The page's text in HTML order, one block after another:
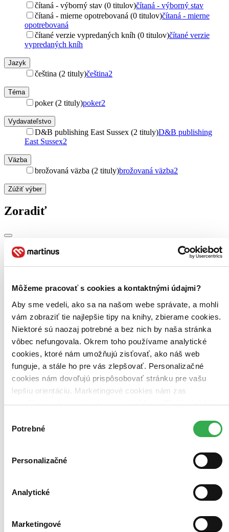
Môžeme pracovať s cookies a kontaktnými údajmi?
Aby sme vedeli, ako sa na našom webe správate, a mohli
vám zobraziť tie najlepšie tipy na knihy, zbierame cookies.
Niektoré sú naozaj potrebné a bez nich by naša stránka
vôbec nefungovala. Okrem toho používame analytické
cookies, ktoré nám umožňujú zisťovať, ako náš web
funguje, a stále ho pre vás zlepšovať. Personalizačné
cookies nám dovoľujú prispôsobovať stránku pre vašu
lepšiu orientáciu. Marketingové cookies nám zas
umožňujú zobrazenie relevantnej reklamy. Niektoré údaje
keby sme mohli používať všetky tieto cookies. Ďakujeme!
súhlasu
Potrebné
Personalizačné
Analytické
Marketingové
čítaná - výborný stav (0 titulov)čítaná - výborný stav
čítaná - mierne opotrebovaná (0 titulov)čítaná - mierne
opotrebovaná
čítané verzie vypredaných kníh (0 titulov)čítané verzie
vypredaných kníh
Jazyk
čeština (2 tituly)čeština2
Téma
poker (2 tituly)poker2
Vydavateľstvo
D&B publishing East Sussex (2 tituly)D&B publishing
East Sussex2
Väzba
brožovaná väzba (2 tituly)brožovaná väzba2
Zúžiť výber
Zoradiť
Top hodnotené
Najdrahšie
Najvyššia zľava